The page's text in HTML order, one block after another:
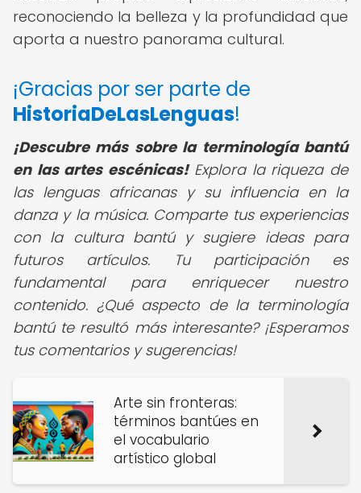
reconociendo la belleza y la profundidad que
aporta a nuestro panorama cultural.
¡Gracias por ser parte de
HistoriaDeLasLenguas!
¡Descubre más sobre la terminología bantú
en las artes escénicas!Explora la riqueza de
las lenguas africanas y su influencia en la
danza y la música. Comparte tus experiencias
con la cultura bantú y sugiere ideas para
futuros artículos. Tu participación es
fundamental para enriquecer nuestro
contenido. ¿Qué aspecto de la terminología
bantú te resultó más interesante? ¡Esperamos
tus comentarios y sugerencias!
Arte sin fronteras:
términos bantúes en
el vocabulario
artístico global